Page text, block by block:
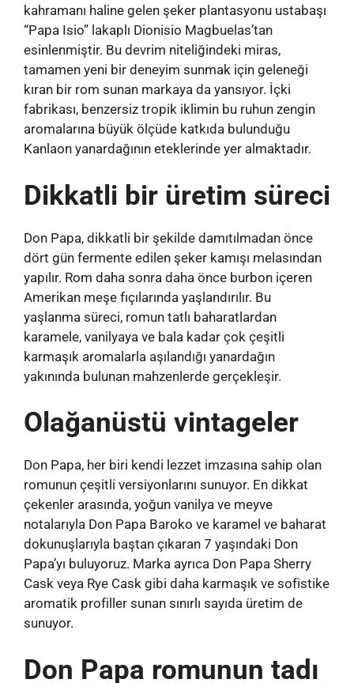
kahramanı haline gelen şeker plantasyonu ustabaşı
“Papa Isio” lakaplı Dionisio Magbuelas’tan
esinlenmiştir. Bu devrim niteliğindeki miras,
tamamen yeni bir deneyim sunmak için geleneği
kıran bir rom sunan markaya da yansıyor. İçki
fabrikası, benzersiz tropik iklimin bu ruhun zengin
aromalarına büyük ölçüde katkıda bulunduğu
Kanlaon yanardağının eteklerinde yer almaktadır.
Dikkatli bir üretim süreci
Don Papa, dikkatli bir şekilde damıtılmadan önce
dört gün fermente edilen şeker kamışı melasından
yapılır. Rom daha sonra daha önce burbon içeren
Amerikan meşe fıçılarında yaşlandırılır. Bu
yaşlanma süreci, romun tatlı baharatlardan
karamele, vanilyaya ve bala kadar çok çeşitli
karmaşık aromalarla aşılandığı yanardağın
yakınında bulunan mahzenlerde gerçekleşir.
Olağanüstü vintageler
Don Papa, her biri kendi lezzet imzasına sahip olan
romunun çeşitli versiyonlarını sunuyor. En dikkat
çekenler arasında, yoğun vanilya ve meyve
notalarıyla Don Papa Baroko ve karamel ve baharat
dokunuşlarıyla baştan çıkaran 7 yaşındaki Don
Papa’yı buluyoruz. Marka ayrıca Don Papa Sherry
Cask veya Rye Cask gibi daha karmaşık ve sofistike
aromatik profiller sunan sınırlı sayıda üretim de
sunuyor.
Don Papa romunun tadı